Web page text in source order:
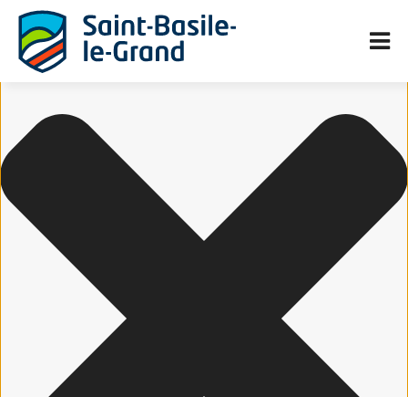
Gérer le consentement aux cookies